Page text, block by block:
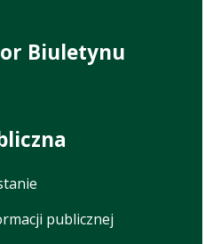
Biuletynu
publicznej